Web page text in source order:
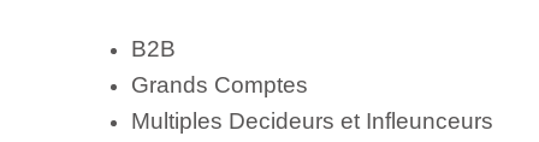
B2B
Grands Comptes
Multiples Decideurs et Infleunceurs